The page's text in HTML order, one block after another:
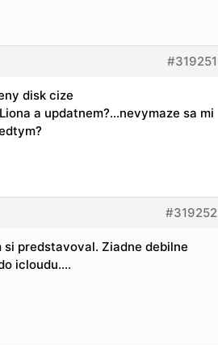
#319251
disk cize
a updatnem?…nevymaze sa mi
#319252
predstavoval. Ziadne debilne
icloudu….